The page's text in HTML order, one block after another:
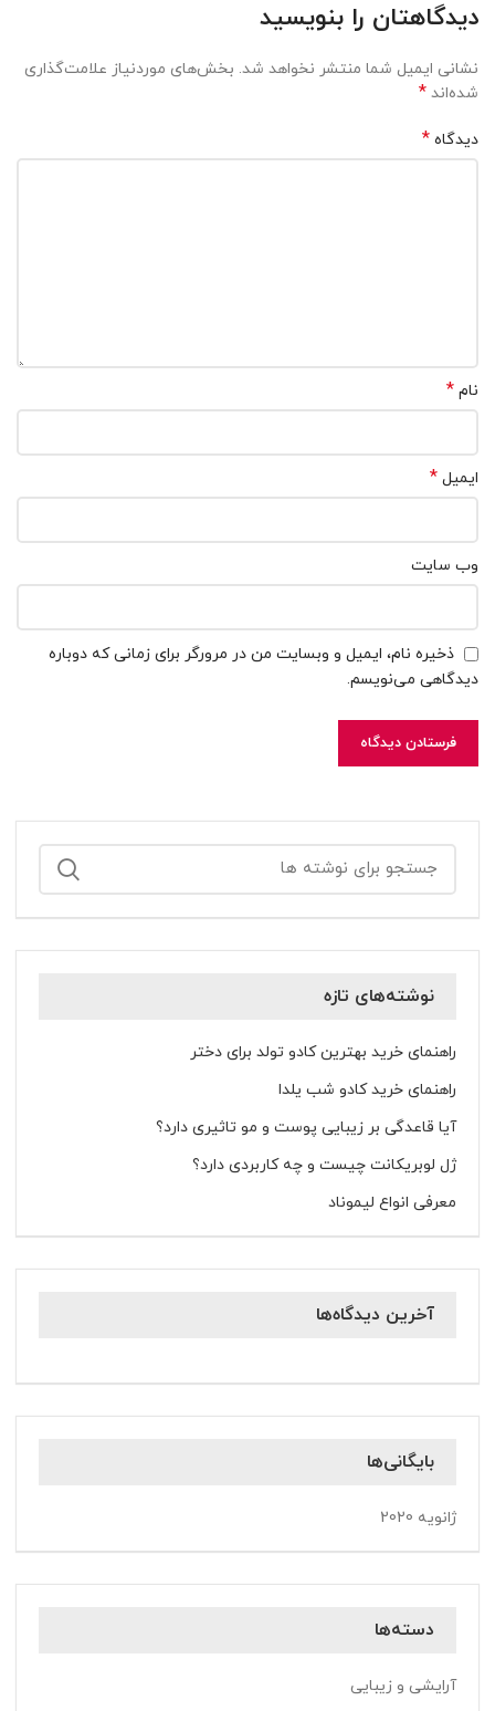
دیدگاهتان را بنویسید
نشانی ایمیل شما منتشر نخواهد شد. بخش‌های موردنیاز علامت‌گذاری
شده‌اند *
دیدگاه *
نام *
ایمیل *
وب‌ سایت
ذخیره نام، ایمیل و وبسایت من در مرورگر برای زمانی که دوباره
دیدگاهی می‌نویسم.
نوشته‌های تازه
راهنمای خرید بهترین کادو تولد برای دختر
راهنمای خرید کادو شب یلدا
آیا قاعدگی بر زیبایی پوست و مو تاثیری دارد؟
ژل لوبریکانت چیست و چه کاربردی دارد؟
معرفی انواع لیموناد
آخرین دیدگاه‌ها
بایگانی‌ها
ژانویه 2020
دسته‌ها
آرایشی و زیبایی